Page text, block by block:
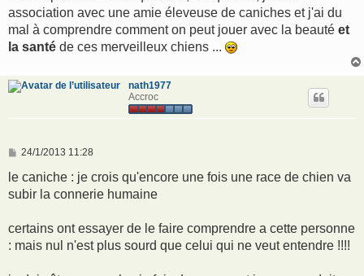
a
g
association avec une amie éleveuse de caniches et j'ai du
mal à comprendre comment on peut jouer avec la beauté et
la santé de ces merveilleux chiens ...
nath1977
Accroc
M
s
a
24/1/2013 11:28
le caniche : je crois qu'encore une fois une race de chien va
subir la connerie humaine
certains ont essayer de le faire comprendre a cette personne
: mais nul n'est plus sourd que celui qui ne veut entendre !!!!